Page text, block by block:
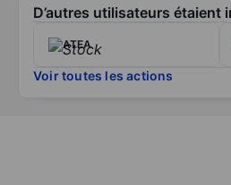
D’autres utilisateurs étaient
ATEA
Voir toutes les actions